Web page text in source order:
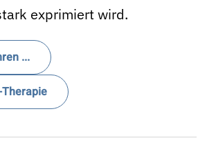
exprimiert wird.
...
Therapie